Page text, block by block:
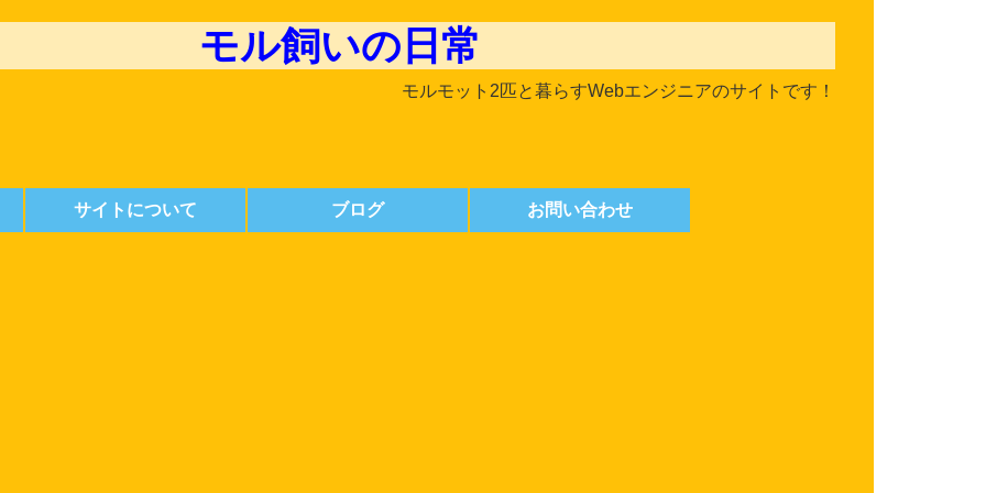
モル飼いの日常
モルモット2匹と暮らすWebエンジニアのサイトです！
サイトについて ブログ お問い合わせ